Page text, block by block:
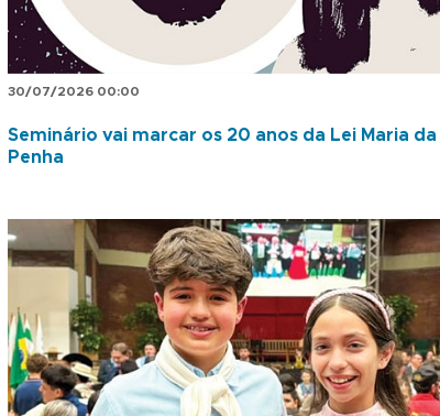
30/07/2026 00:00
Seminário vai marcar os 20 anos da Lei Maria da
Penha